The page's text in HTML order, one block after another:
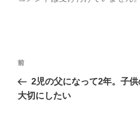
投
ナ
前
の
投
前
2児の父になって2年。子
大切にしたい